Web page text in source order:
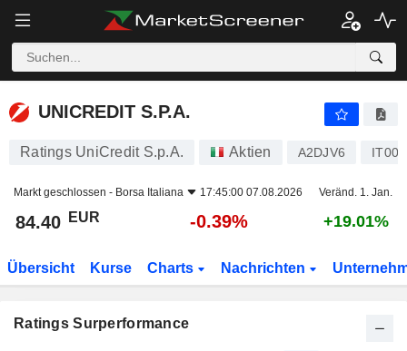
UNICREDIT S.P.A.
UNICREDIT S.P.A.
Ratings UniCredit S.p.A. Aktien A2DJV6
Markt geschlossen - Borsa Italiana 17:45:00 07.08.2026 Veränd. 1. Jan.
84.40 EUR -0.39% +19.01%
Übersicht Kurse Charts Nachrichten
Ratings Surperformance